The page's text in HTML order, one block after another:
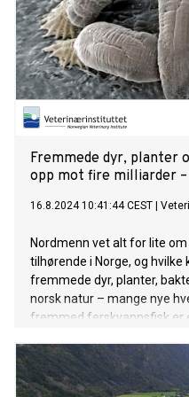
Fremmede dyr, planter
opp mot fire milliarder
16.8.2024 10:41:44 CEST
Nordmenn vet alt for lite
tilhørende i Norge, og
fremmede dyr, planter,
norsk natur – mange nye
fremmed ferskvannsfisk er